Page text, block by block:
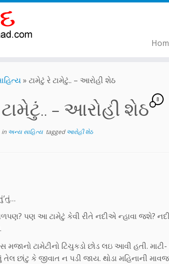
» ટામેટું રે ટામેટું.. – આરોહી શેઠ
ટામેટું.. – આરોહી શેઠ 8
અન્ય સાહિત્ય taggedઆરોહી શેઠ
પણ આ ટામેટું કેવી રીતે નદીએ ન્હાવા જશે? નદી
ટામેટીનો ટિંચુકડો છોડ લઇ આવી હતી.
છાંટુ કે જીવાત ન પડી જાય. થોડા મહિનાની